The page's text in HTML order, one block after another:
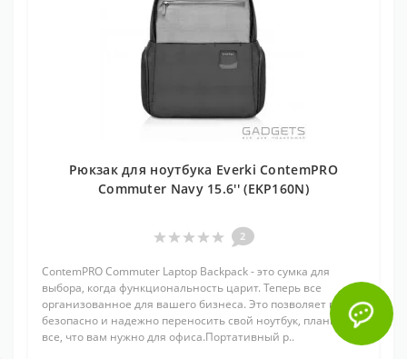
Рюкзак для ноутбука Everki ContemPRO
Commuter Navy 15.6'' (EKP160N)
2
ContemPRO Commuter Laptop Backpack - это сумка для
выбора, когда функциональность царит. Теперь все
организованное для вашего бизнеса. Это позволяет вам
безопасно и надежно переносить свой ноутбук, планшет и
все, что вам нужно для офиса.Портативный р..